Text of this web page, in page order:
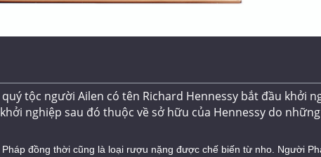
tộc người Ailen có tên Richard Hennessy bắt đầu khởi
nghiệp sau đó thuộc về sở hữu của Hennessy do
đồng thời cũng là loại rượu nặng được chế biến từ nho. Người